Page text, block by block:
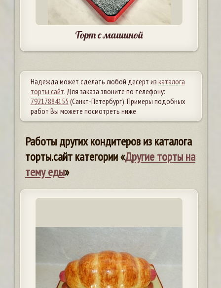
Торт с машиной
Надежда может сделать любой десерт из каталога
торты.сайт. Для заказа звоните по телефону:
79217884155 (Санкт-Петербург). Примеры подобных
работ Вы можете посмотреть ниже
Работы других кондитеров из каталога
торты.сайт категории «Другие торты на
тему еды»